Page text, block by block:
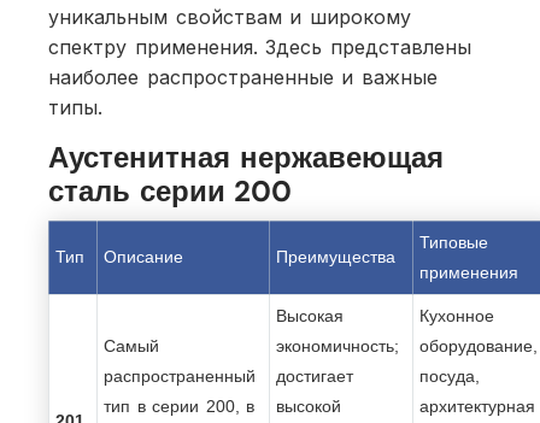
уникальным свойствам и широкому
спектру применения. Здесь представлены
наиболее распространенные и важные
типы.
Аустенитная нержавеющая
сталь серии 200
Тип Описание Преимущества
Типовые
применения
Самый
распространенный
тип в серии 200, в
Высокая
экономичность;
достигает
высокой
Кухонное
оборудование,
посуда,
архитектурная